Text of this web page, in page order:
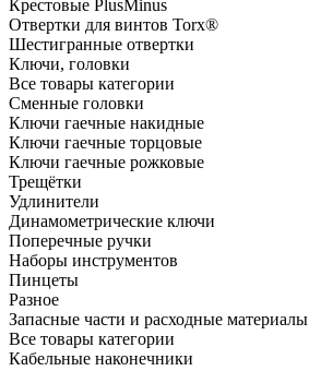
Крестовые PlusMinus
Отвертки для винтов Torx®
Шестигранные отвертки
Ключи, головки
Все товары категории
Сменные головки
Ключи гаечные накидные
Ключи гаечные торцовые
Ключи гаечные рожковые
Трещётки
Удлинители
Динамометрические ключи
Поперечные ручки
Наборы инструментов
Пинцеты
Разное
Запасные части и расходные материалы
Все товары категории
Кабельные наконечники